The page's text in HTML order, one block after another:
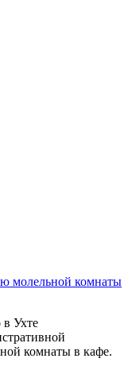
молельной комнаты
в Ухте
комнаты в кафе.